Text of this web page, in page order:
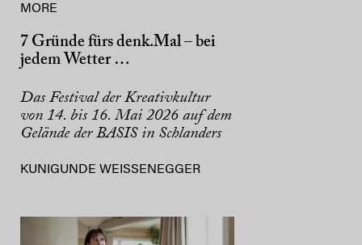
MORE
7 Gründe fürs denk.Mal – bei
jedem Wetter …
Das Festival der Kreativkultur
von 14. bis 16. Mai 2026 auf dem
Gelände der BASIS in Schlanders
KUNIGUNDE WEISSENEGGER